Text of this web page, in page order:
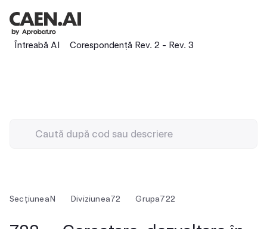
Întreabă AI Corespondență Rev. 2 - Rev. 3
SecțiuneaN Diviziunea72 Grupa722